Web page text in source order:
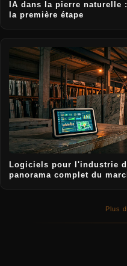
IA dans la pierre
la première étape
Logiciels pour l'industrie
panorama complet du
Plus